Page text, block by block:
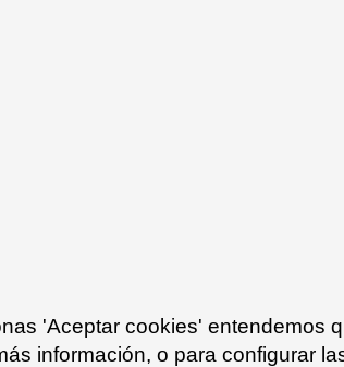
'Aceptar cookies' entendemos
información, o para configurar